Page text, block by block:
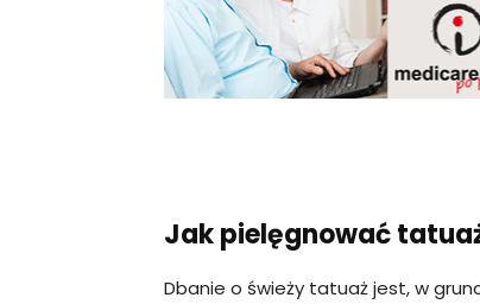
Jak pielęgnować
Dbanie o świeży tatuaż jest, w